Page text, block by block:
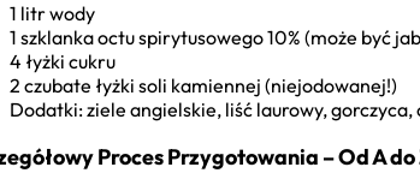
1 litr wody
1 szklanka octu spirytusowego 10% (może być
4 łyżki cukru
2 czubate łyżki soli kamiennej (niejodowanej!)
Dodatki: ziele angielskie, liść laurowy, gorczyca,
Proces Przygotowania – Od A do